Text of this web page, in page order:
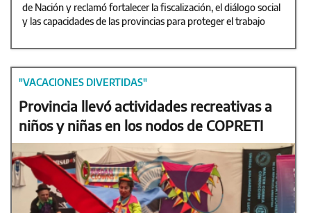
de Nación y reclamó fortalecer la fiscalización, el diálogo social
y las capacidades de las provincias para proteger el trabajo
"VACACIONES DIVERTIDAS"
Provincia llevó actividades recreativas a
niños y niñas en los nodos de COPRETI